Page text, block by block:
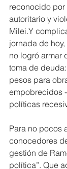
reconocido
autoritario y
Milei.Y
jornada de
no logró armar
toma de
pesos para
empobrecidos
políticas
Para no pocos
conocedores
gestión de
política”. Que